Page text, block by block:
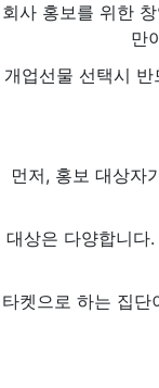
회사 홍보를 위한
만
개업선물 선택시
먼저, 홍보 대상자
대상은 다양합니다
타켓으로 하는 집